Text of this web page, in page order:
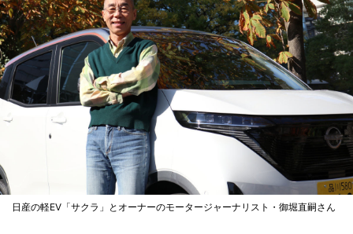
日産の軽EV「サクラ」とオーナーのモータージャーナリスト・御堀直嗣さん